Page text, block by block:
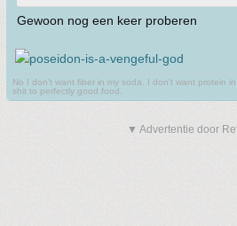
Gewoon nog een keer proberen
No I don't want fiber in my soda. I don't want protein
shit to perfectly good food.
▼ Advertentie door